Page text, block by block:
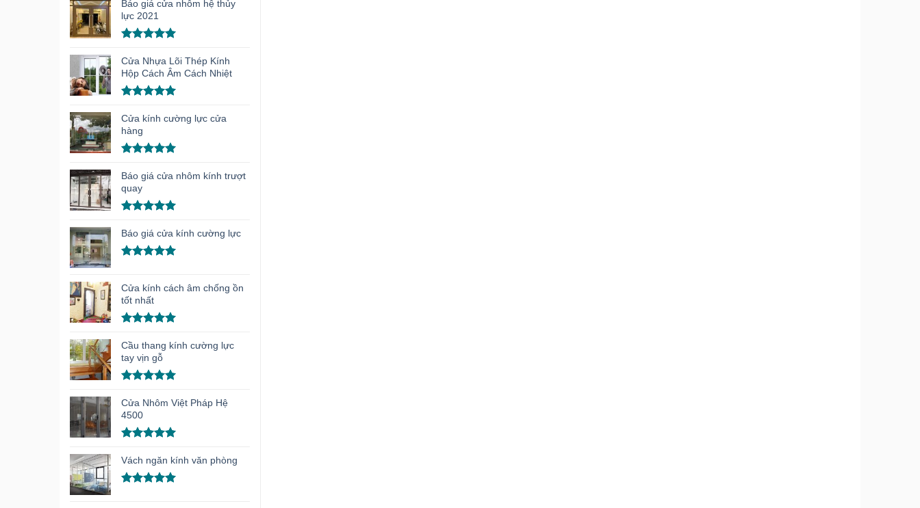
hạng5.00
5 sao
Báo giá cửa nhôm hệ thủy
lực 2021
hạng5.00
5 sao
Cửa Nhựa Lõi Thép Kính
Hộp Cách Âm Cách Nhiệt
hạng5.00
5 sao
Cửa kính cường lực cửa
hàng
hạng5.00
5 sao
Báo giá cửa nhôm kính trượt
quay
hạng5.00
5 sao
Báo giá cửa kính cường lực
5 sao
Cửa kính cách âm chống ồn
tốt nhất
hạng5.00
5 sao
Cầu thang kính cường lực
tay vịn gỗ
hạng5.00
5 sao
Cửa Nhôm Việt Pháp Hệ
4500
hạng5.00
5 sao
Vách ngăn kính văn phòng